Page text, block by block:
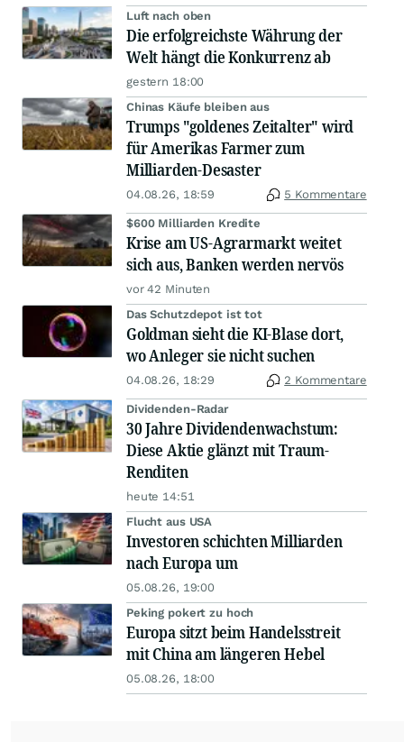
Luft nach oben
Die erfolgreichste Währung der
Welt hängt die Konkurrenz ab
gestern 18:00
Chinas Käufe bleiben aus
Trumps "goldenes Zeitalter" wird
für Amerikas Farmer zum
Milliarden-Desaster
04.08.26, 18:59 5 Kommentare
$600 Milliarden Kredite
Krise am US-Agrarmarkt weitet
sich aus, Banken werden nervös
vor 42 Minuten
Das Schutzdepot ist tot
Goldman sieht die KI-Blase dort,
wo Anleger sie nicht suchen
04.08.26, 18:29 2 Kommentare
Dividenden-Radar
30 Jahre Dividendenwachstum:
Diese Aktie glänzt mit Traum-
Renditen
heute 14:51
Flucht aus USA
Investoren schichten Milliarden
nach Europa um
05.08.26, 19:00
Peking pokert zu hoch
Europa sitzt beim Handelsstreit
mit China am längeren Hebel
05.08.26, 18:00